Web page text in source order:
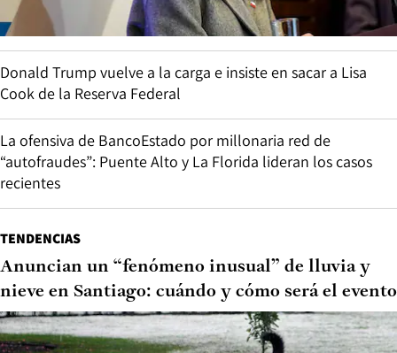
Donald Trump vuelve a la carga e insiste en sacar a Lisa
Cook de la Reserva Federal
La ofensiva de BancoEstado por millonaria red de
“autofraudes”: Puente Alto y La Florida lideran los casos
recientes
TENDENCIAS
Anuncian un “fenómeno inusual” de lluvia y
nieve en Santiago: cuándo y cómo será el evento